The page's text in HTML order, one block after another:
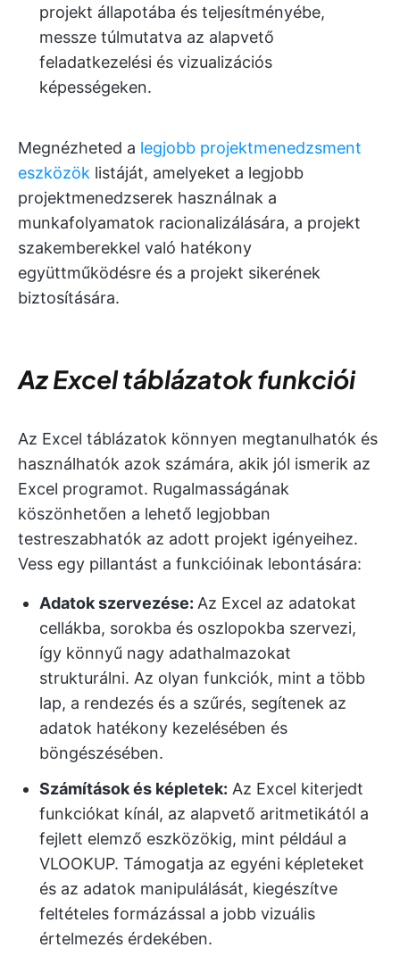
projekt állapotába és teljesítményébe,
messze túlmutatva az alapvető
feladatkezelési és vizualizációs
képességeken.
Megnézheted a legjobb projektmenedzsment
eszközök listáját, amelyeket a legjobb
projektmenedzserek használnak a
munkafolyamatok racionalizálására, a projekt
szakemberekkel való hatékony
együttműködésre és a projekt sikerének
biztosítására.
Az Excel táblázatok funkciói
Az Excel táblázatok könnyen megtanulhatók és
használhatók azok számára, akik jól ismerik az
Excel programot. Rugalmasságának
köszönhetően a lehető legjobban
testreszabhatók az adott projekt igényeihez.
Vess egy pillantást a funkcióinak lebontására:
Adatok szervezése: Az Excel az adatokat
cellákba, sorokba és oszlopokba szervezi,
így könnyű nagy adathalmazokat
strukturálni. Az olyan funkciók, mint a több
lap, a rendezés és a szűrés, segítenek az
adatok hatékony kezelésében és
böngészésében.
Számítások és képletek: Az Excel kiterjedt
funkciókat kínál, az alapvető aritmetikától a
fejlett elemző eszközökig, mint például a
VLOOKUP. Támogatja az egyéni képleteket
és az adatok manipulálását, kiegészítve
feltételes formázással a jobb vizuális
értelmezés érdekében.